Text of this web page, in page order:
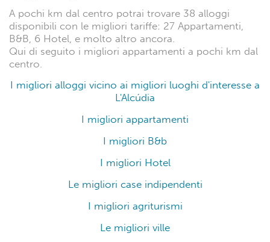
A pochi km dal centro potrai trovare 38 alloggi
disponibili con le migliori tariffe: 27 Appartamenti,
B&B, 6 Hotel, e molto altro ancora.
Qui di seguito i migliori appartamenti a pochi km dal
centro.
I migliori alloggi vicino ai migliori luoghi d'interesse a
L'Alcúdia
I migliori appartamenti
I migliori B&b
I migliori Hotel
Le migliori case indipendenti
I migliori agriturismi
Le migliori ville